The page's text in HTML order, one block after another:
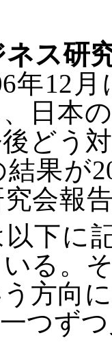
ス研
年12
日本
どう
結果が
会報
下に
る。
方向
つずつ